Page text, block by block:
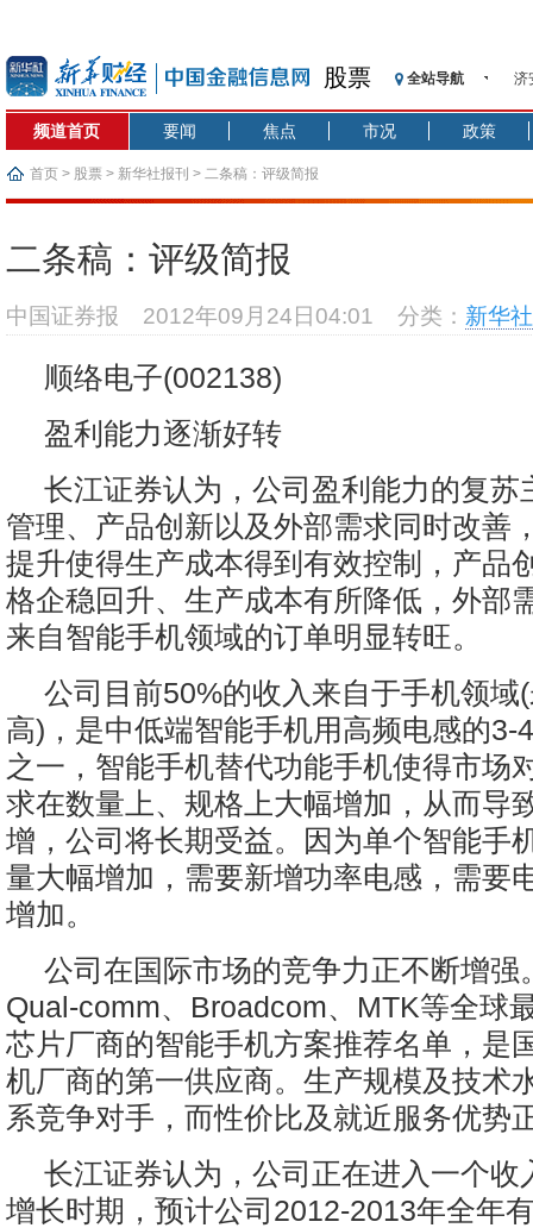
股票 全站导航
济
济
基
频道首页 要闻 焦点 市况 政策
首页 > 股票 > 新华社报刊 > 二条稿：评级简报
二条稿：评级简报
中国证券报 2012年09月24日04:01 分类： 新华
顺络电子(002138)
盈利能力逐渐好转
长江证券认为，公司盈利能力的复苏
管理、产品创新以及外部需求同时改善
提升使得生产成本得到有效控制，产品
格企稳回升、生产成本有所降低，外部
来自智能手机领域的订单明显转旺。
公司目前50%的收入来自于手机领域
高)，是中低端智能手机用高频电感的3-
之一，智能手机替代功能手机使得市场
求在数量上、规格上大幅增加，从而导
增，公司将长期受益。因为单个智能手
量大幅增加，需要新增功率电感，需要
增加。
公司在国际市场的竞争力正不断增强
Qual-comm、Broadcom、MTK等全球
芯片厂商的智能手机方案推荐名单，是
机厂商的第一供应商。生产规模及技术
系竞争对手，而性价比及就近服务优势
长江证券认为，公司正在进入一个收
增长时期，预计公司2012-2013年全年